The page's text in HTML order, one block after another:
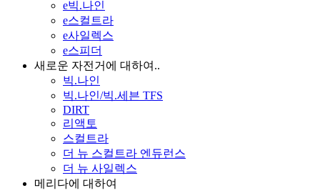
e빅.나인
e스컬트라
e사일렉스
e스피더
새로운 자전거에 대하여..
빅.나인
빅.나인/빅.세븐 TFS
DIRT
리액토
스컬트라
더 뉴 스컬트라 엔듀런스
더 뉴 사일렉스
메리다에 대하여